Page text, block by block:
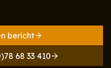
bericht
68 33 410